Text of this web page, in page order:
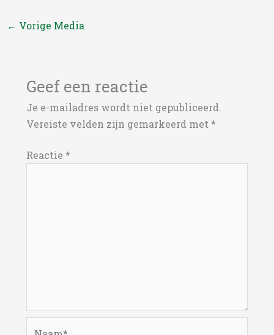
← Vorige Media
Geef een reactie
Je e-mailadres wordt niet gepubliceerd.
Vereiste velden zijn gemarkeerd met*
Reactie *